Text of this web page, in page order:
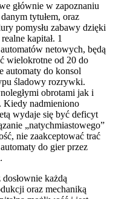
głównie w zapoznaniu
tytułem, oraz
pomysłu zabawy dzięki
kapitał. 1
netowych, będą
wielokrotne od 20 do
automaty do konsol
śladowy rozrywki.
obrotami jak i
Kiedy nadmieniono
wydaje się być deficyt
„natychmiastowego”
nie zaakceptować trać
do gier przez
każdą
oraz mechaniką